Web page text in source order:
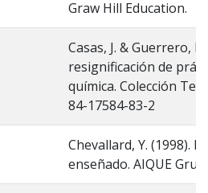
Graw Hill Education.
Casas, J. & Guerrero,
resignificación de
química. Colección
84-17584-83-2
Chevallard, Y. (1998).
enseñado. AIQUE